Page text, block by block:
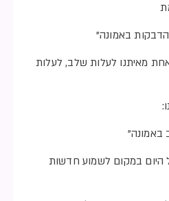
הדבקות באמונה”
מאיתנו לעלות שלב, לעלות
באמונה”
היום במקום לשמוע חדשות